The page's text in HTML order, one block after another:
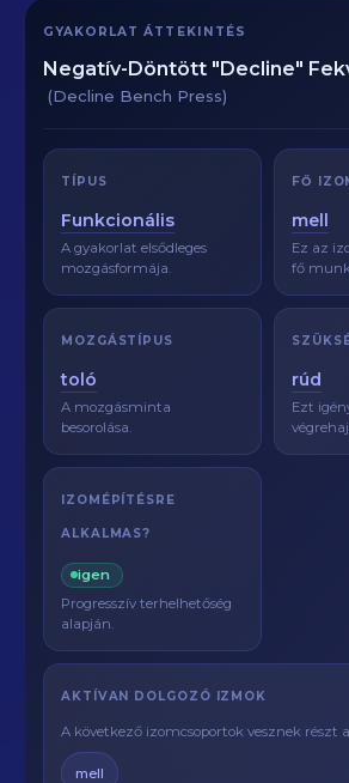
GYAKORLAT ÁTTEKINTÉS
Negatív-Döntött "Decline"
(Decline Bench Press)
TÍPUS
Funkcionális
A gyakorlat elsődleges
mozgásformája.
FŐ
mell
Ez az
fő
MOZGÁSTÍPUS
toló
A mozgásminta
besorolása.
rúd
Ezt
IZOMÉPÍTÉSRE
ALKALMAS?
igen
Progresszív terhelhetőség
alapján.
AKTÍVAN DOLGOZÓ IZMOK
A következő izomcsoportok vesznek részt
mell